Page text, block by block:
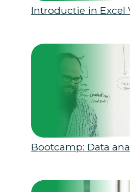
Introductie in Excel
Bootcamp: Data